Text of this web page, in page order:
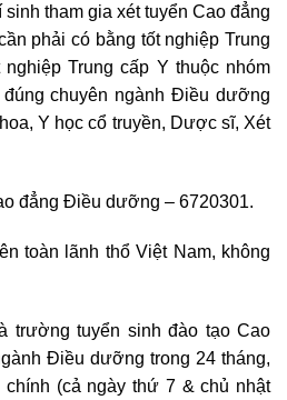
sinh tham gia xét tuyển Cao đẳng
phải có bằng tốt nghiệp Trung
Trung cấp Y thuộc nhóm
chuyên ngành Điều dưỡng
Y học cổ truyền, Dược sĩ, Xét
đẳng Điều dưỡng – 6720301.
toàn lãnh thổ Việt Nam, không
trường tuyển sinh đào tạo Cao
Điều dưỡng trong 24 tháng,
(cả ngày thứ 7 & chủ nhật